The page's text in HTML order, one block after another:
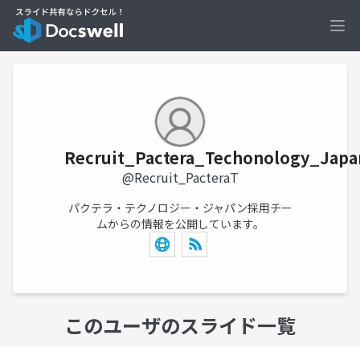
@Recruit_PacteraT
パクテラ・テクノロジー・ジャパン採用チー
ムからの情報を公開しています。
このユーザのスライド一覧